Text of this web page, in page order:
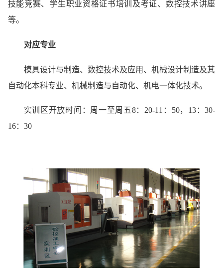
技能竞赛、学生职业资格证书培训及考证、数控技术讲座
等。
对应专业
模具设计与制造、数控技术及应用、机械设计制造及其
自动化本科专业、机械制造与自动化、机电一体化技术。
实训区开放时间：周一至周五8：20-11：50，13：30-
16：30